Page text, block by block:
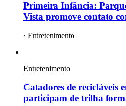
Primeira Infância:
Vista promove contato
· Entretenimento
Entretenimento
Catadores de recicláveis
participam de trilha